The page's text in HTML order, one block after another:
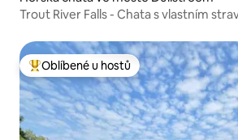
Trout River Falls - Chata s vlastním
Nejlepší v kategorii Oblíbené u hostů
Oblíbené u hostů